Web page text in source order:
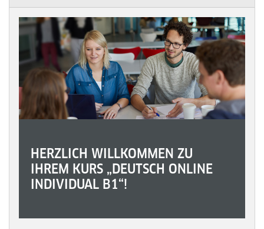
HERZLICH WILLKOMMEN ZU
IHREM KURS „DEUTSCH ONLINE
INDIVIDUAL B1“!